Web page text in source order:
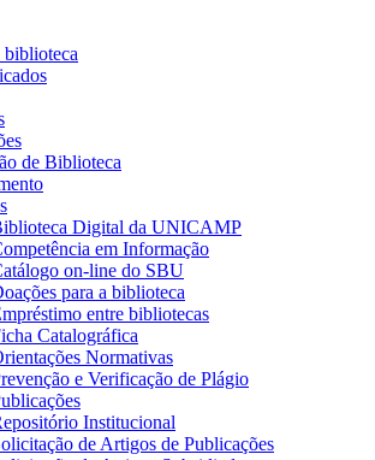
biblioteca
de Biblioteca
Digital da UNICAMP
em Informação
on-line do SBU
para a biblioteca
entre bibliotecas
Catalográfica
Normativas
e Verificação de Plágio
Institucional
de Artigos de Publicações